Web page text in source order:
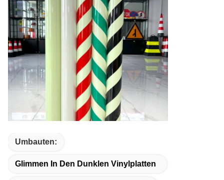
Umbauten:
Glimmen In Den Dunklen Vinylplatten